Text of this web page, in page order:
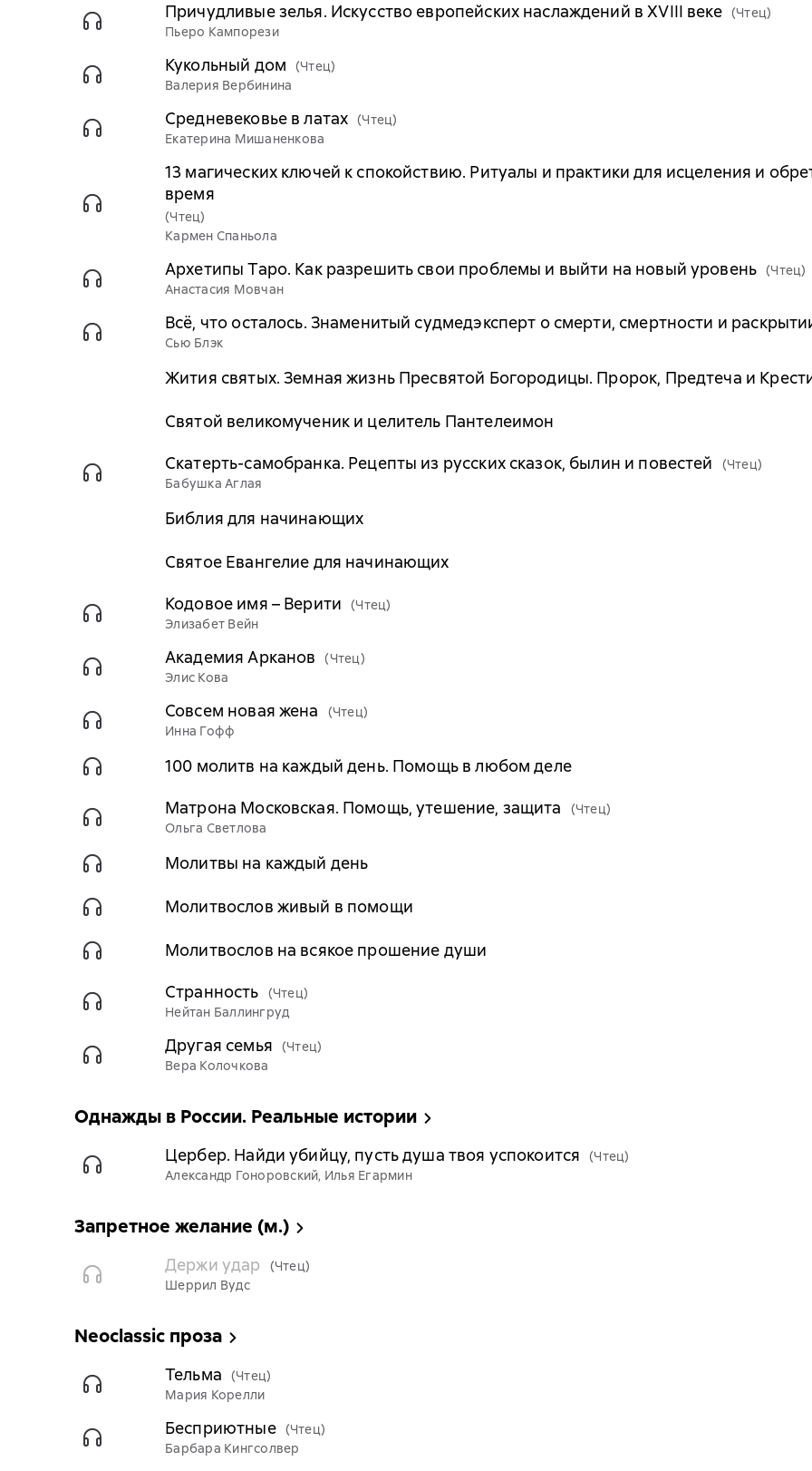
Причудливые зелья. Искусство европейских наслаждений в XVIII веке (Чтец)
Пьеро Кампорези
Кукольный дом
(Чтец)
Валерия Вербинина
Средневековье в латах (Чтец)
Екатерина Мишаненкова
13 магических ключей к спокойствию. Ритуалы и практики для исцеления и
время
(Чтец)
Кармен Спаньола
Архетипы Таро. Как разрешить свои проблемы и выйти на новый уровень (Чтец)
Анастасия Мовчан
Всё, что осталось. Знаменитый судмедэксперт о смерти, смертности и
Сью Блэк
Жития святых. Земная жизнь Пресвятой Богородицы. Пророк, Предтеча и
Святой великомученик и целитель Пантелеимон
Скатерть-самобранка. Рецепты из русских сказок, былин и повестей
(Чтец)
Бабушка Аглая
Библия для начинающих
Святое Евангелие для начинающих
Кодовое имя – Верити
(Чтец)
Элизабет Вейн
Академия Арканов
(Чтец)
Элис Кова
Совсем новая жена
(Чтец)
Инна Гофф
100 молитв на каждый день. Помощь в любом деле
Матрона Московская. Помощь, утешение, защита
(Чтец)
Ольга Светлова
Молитвы на каждый день
Молитвослов живый в помощи
Молитвослов на всякое прошение души
Странность
(Чтец)
Нейтан Баллингруд
Другая семья
(Чтец)
Вера Колочкова
Однажды в России. Реальные истории
Цербер. Найди убийцу, пусть душа твоя успокоится
(Чтец)
Александр Гоноровский, Илья Егармин
Запретное желание (м.)
Держи удар
(Чтец)
Шеррил Вудс
Neoclassic проза
Тельма
(Чтец)
Мария Корелли
Бесприютные (Чтец)
Барбара Кингсолвер